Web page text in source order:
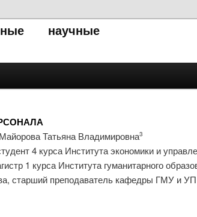
научные
Татьяна Владимировна3
4 курса Института экономики и
1 курса Института гуманитарного
старший преподаватель кафедры ГМУ и УП